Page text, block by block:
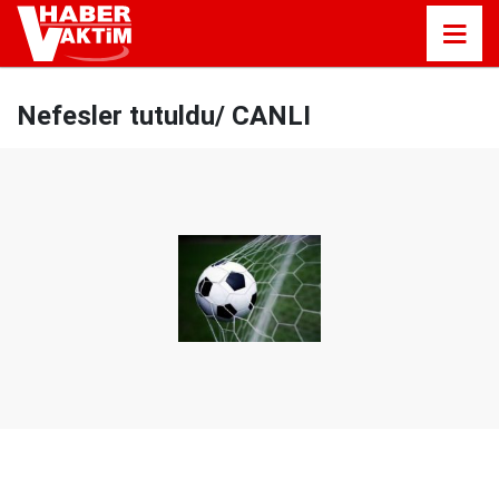
Nefesler tutuldu/ CANLI